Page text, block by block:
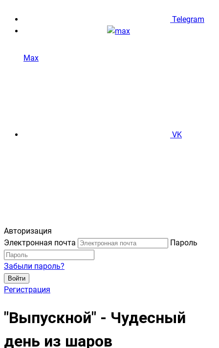
Telegram
Max
VK
Авторизация
Электронная почта
Пароль
Забыли пароль?
Войти
Регистрация
"Выпускной" - Чудесный
день из шаров